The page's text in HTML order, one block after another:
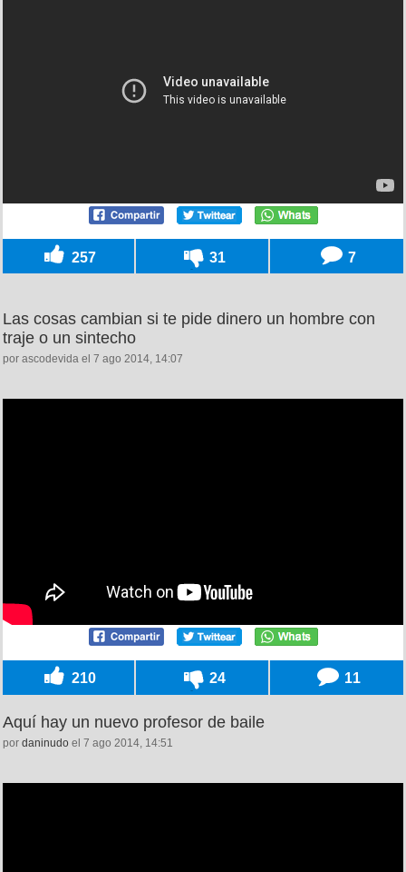
257 31 7
Las cosas cambian si te pide dinero un hombre con
traje o un sintecho
por ascodevida el 7 ago 2014, 14:07
210 24 11
Aquí hay un nuevo profesor de baile
por daninudo el 7 ago 2014, 14:51